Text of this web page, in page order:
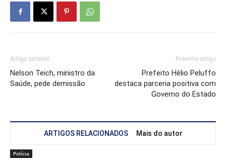
Artigo anterior
Nelson Teich, ministro da
Saúde, pede demissão
Próximo artigo
Prefeito Hélio Peluffo
destaca parceria positiva com
Governo do Estado
ARTIGOS RELACIONADOS Mais do autor
Polícia